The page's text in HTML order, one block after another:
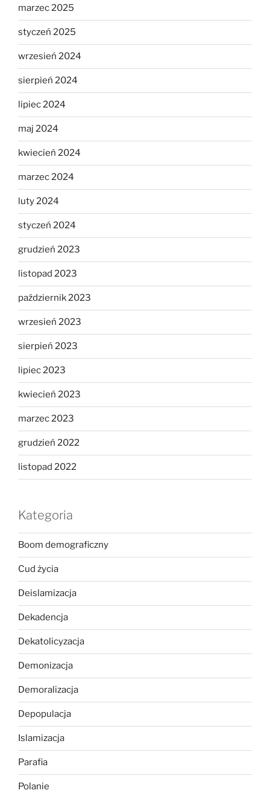
marzec 2025
styczeń 2025
wrzesień 2024
sierpień 2024
lipiec 2024
maj 2024
kwiecień 2024
marzec 2024
luty 2024
styczeń 2024
grudzień 2023
listopad 2023
październik 2023
wrzesień 2023
sierpień 2023
lipiec 2023
kwiecień 2023
marzec 2023
grudzień 2022
listopad 2022
Kategoria
Boom demograficzny
Cud życia
Deislamizacja
Dekadencja
Dekatolicyzacja
Demonizacja
Demoralizacja
Depopulacja
Islamizacja
Parafia
Polanie